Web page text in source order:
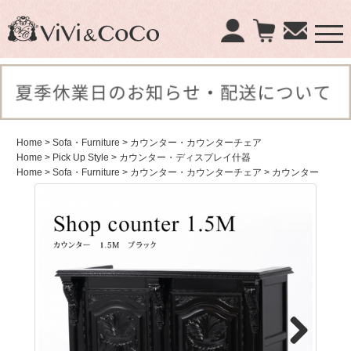
Home > Sofa・Furniture > カウンター・カウンターチェア
Home > Pick Up Style > カウンター・ディスプレイ什器
Home > Sofa・Furniture > カウンター・カウンターチェア > カウンター
×
商品検索：